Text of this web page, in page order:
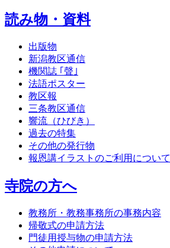
読み物・資料
出版物
新潟教区通信
機関誌 ｢聲｣
法語ポスター
教区報
三条教区通信
響流（ひびき）
過去の特集
その他の発行物
報恩講イラストのご利用について
寺院の方へ
教務所・教務事務所の事務内容
帰敬式の申請方法
門徒用授与物の申請方法